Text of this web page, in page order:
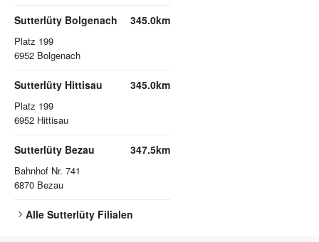
Sutterlüty Bolgenach
Platz 199
6952 Bolgenach
345.0km
Sutterlüty Hittisau
Platz 199
6952 Hittisau
345.0km
Sutterlüty Bezau
Bahnhof Nr. 741
6870 Bezau
347.5km
Alle Sutterlüty Filialen